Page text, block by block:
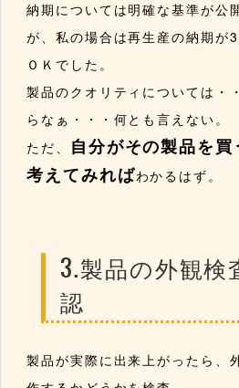
納期については明確な基準が公
が、私の場合は再生産の納期が
ＯＫでした。
製品のクオリティについては・
らなぁ・・・何とも言えない。
ただ、
自分がその製品を
考えてみればわかるはず。
3.製品の外観検
認
製品が実際に出来上がったら、